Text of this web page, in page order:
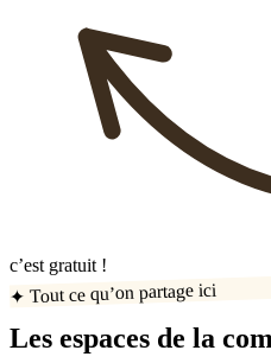
c’est gratuit !
✦ Tout ce qu’on partage ici
Les espaces de la